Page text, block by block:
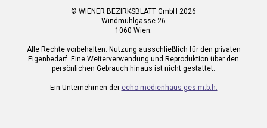
© WIENER BEZIRKSBLATT GmbH 2026
Windmühlgasse 26
1060 Wien.
Alle Rechte vorbehalten. Nutzung ausschließlich für den privaten
Eigenbedarf. Eine Weiterverwendung und Reproduktion über den
persönlichen Gebrauch hinaus ist nicht gestattet.
Ein Unternehmen der echo medienhaus ges.m.b.h.